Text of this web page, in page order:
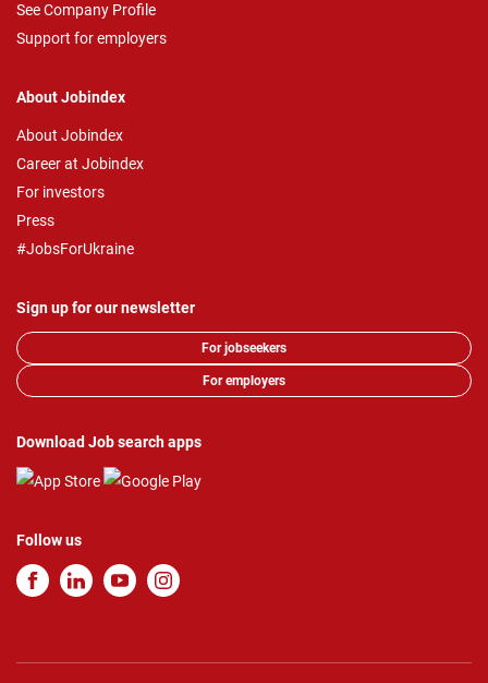
See Company Profile
Support for employers
About Jobindex
About Jobindex
Career at Jobindex
For investors
Press
#JobsForUkraine
Sign up for our newsletter
For jobseekers
For employers
Download Job search apps
Follow us